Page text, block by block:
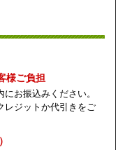
様ご負担
お振込みください。
レジットか代引きをご
）